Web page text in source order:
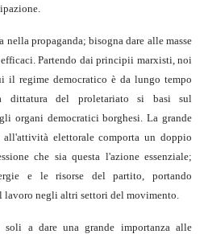
nella propaganda; bisogna dare alle masse
Partendo dai principii marxisti, noi
il regime democratico è da lungo tempo
dittatura del proletariato si basi sul
organi democratici borghesi. La grande
elettorale comporta un doppio
che sia questa l'azione essenziale;
e le risorse del partito, portando
lavoro negli altri settori del movimento.
a dare una grande importanza alle